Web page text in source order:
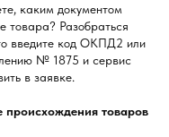
каким документом
товара? Разобраться
введите код ОКПД2 или
№ 1875 и сервис
в заявке.
происхождения товаров